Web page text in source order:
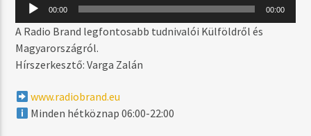
WORLD HOLD ON
BOB SINCLAR
MŰSOR ADÁSBAN
00:00 00:00
A Radio Brand legfontosabb tudnivalói Külföldről és
Magyarországról.
Hírszerkesztő: Varga Zalán
www.radiobrand.eu
Minden hétköznap 06:00-22:00